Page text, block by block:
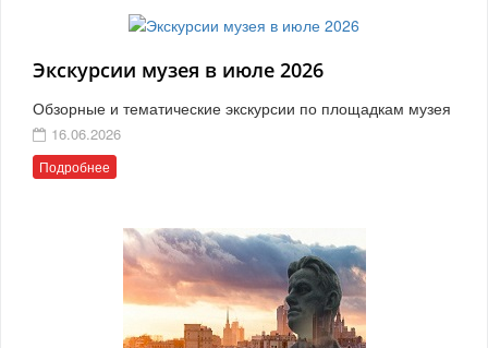
Экскурсии музея в июле 2026
Обзорные и тематические экскурсии по площадкам музея
16.06.2026
Подробнее